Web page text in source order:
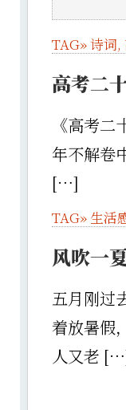
TAG»诗词,
高考二
《高考
年不解卷
[…]
TAG» 生活
风吹一
五月刚过
着放暑假
人又老